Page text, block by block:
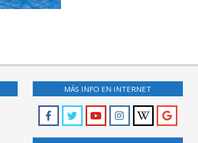
MÁS INFO EN INTERNET